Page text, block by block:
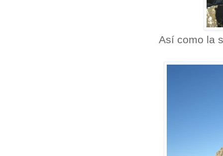
Así como la